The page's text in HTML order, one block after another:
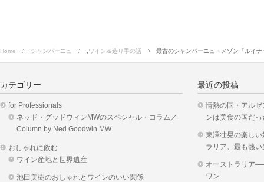
Home シャンパーニュ ワイン＆造り手の話 最古のシャンパーニュ・メゾン「ルイ
カテゴリー
for Professionals
ネッド・グッドウィンMWのスペシャル・コラム／
Column by Ned Goodwin MW
おしゃれに飲む
ワイン産地と世界遺産
池田美樹のおしゃれとワインのいい関係
最近の投稿
情熱の国・アル
ンは美食の国だっ
東澤壮晃の楽し
ラリア、最も熱
オーストラリア
ワン